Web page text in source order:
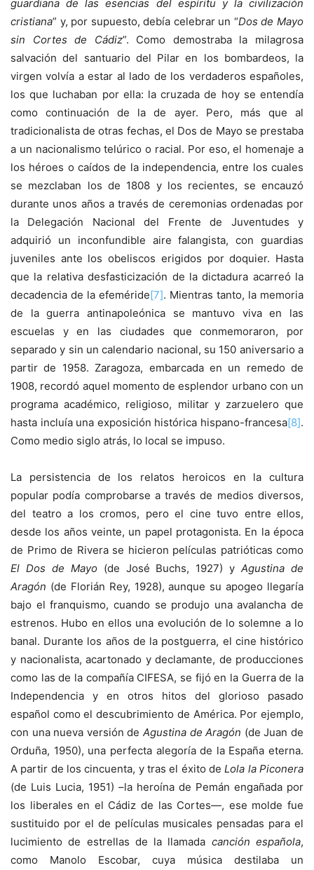
guardiana de las esencias del espíritu y la civilización
cristiana” y, por supuesto, debía celebrar un “Dos de Mayo
sin Cortes de Cádiz”. Como demostraba la milagrosa
salvación del santuario del Pilar en los bombardeos, la
virgen volvía a estar al lado de los verdaderos españoles,
los que luchaban por ella: la cruzada de hoy se entendía
como continuación de la de ayer. Pero, más que al
tradicionalista de otras fechas, el Dos de Mayo se prestaba
a un nacionalismo telúrico o racial. Por eso, el homenaje a
los héroes o caídos de la independencia, entre los cuales
se mezclaban los de 1808 y los recientes, se encauzó
durante unos años a través de ceremonias ordenadas por
la Delegación Nacional del Frente de Juventudes y
adquirió un inconfundible aire falangista, con guardias
juveniles ante los obeliscos erigidos por doquier. Hasta
que la relativa desfasticización de la dictadura acarreó la
decadencia de la efeméride[7]. Mientras tanto, la memoria
de la guerra antinapoleónica se mantuvo viva en las
escuelas y en las ciudades que conmemoraron, por
separado y sin un calendario nacional, su 150 aniversario a
partir de 1958. Zaragoza, embarcada en un remedo de
1908, recordó aquel momento de esplendor urbano con un
programa académico, religioso, militar y zarzuelero que
hasta incluía una exposición histórica hispano-francesa[8].
Como medio siglo atrás, lo local se impuso.
La persistencia de los relatos heroicos en la cultura
popular podía comprobarse a través de medios diversos,
del teatro a los cromos, pero el cine tuvo entre ellos,
desde los años veinte, un papel protagonista. En la época
de Primo de Rivera se hicieron películas patrióticas como
El Dos de Mayo(de José Buchs, 1927) yAgustina de
Aragón (de Florián Rey, 1928), aunque su apogeo llegaría
bajo el franquismo, cuando se produjo una avalancha de
estrenos. Hubo en ellos una evolución de lo solemne a lo
banal. Durante los años de la postguerra, el cine histórico
y nacionalista, acartonado y declamante, de producciones
como las de la compañía CIFESA, se fijó en la Guerra de la
Independencia y en otros hitos del glorioso pasado
español como el descubrimiento de América. Por ejemplo,
con una nueva versión de Agustina de Aragón (de Juan de
Orduña, 1950), una perfecta alegoría de la España eterna.
A partir de los cincuenta, y tras el éxito deLola la Piconera
(de Luis Lucia, 1951) –la heroína de Pemán engañada por
los liberales en el Cádiz de las Cortes—, ese molde fue
sustituido por el de películas musicales pensadas para el
lucimiento de estrellas de la llamada canción española,
como Manolo Escobar, cuya música destilaba un